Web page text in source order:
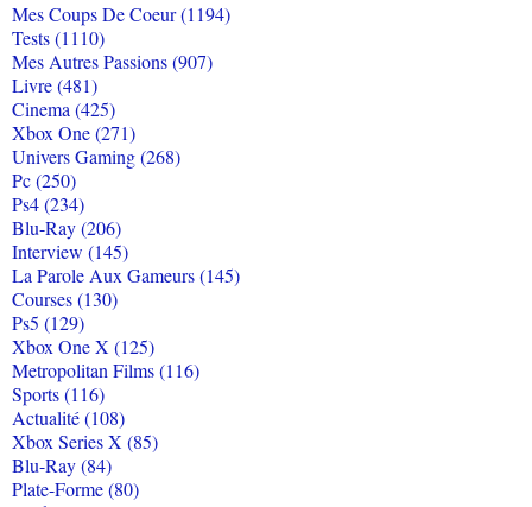
Mes Coups De Coeur (1194)
Tests (1110)
Mes Autres Passions (907)
Livre (481)
Cinema (425)
Xbox One (271)
Univers Gaming (268)
Pc (250)
Ps4 (234)
Blu-Ray (206)
Interview (145)
La Parole Aux Gameurs (145)
Courses (130)
Ps5 (129)
Xbox One X (125)
Metropolitan Films (116)
Sports (116)
Actualité (108)
Xbox Series X (85)
Blu-Ray (84)
Plate-Forme (80)